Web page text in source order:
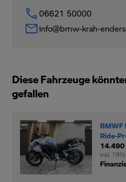
06621 50000
info@bmw-krah-
Diese Fahrzeuge
gefallen
BMWF
Ride-
14.490
inkl.